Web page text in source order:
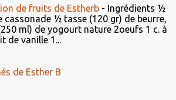
de fruits de Estherb - Ingrédients ½
cassonade ½ tasse (120 gr) de beurre,
ml) de yogourt nature 2oeufs 1 c. à
de vanille 1...
de Esther B